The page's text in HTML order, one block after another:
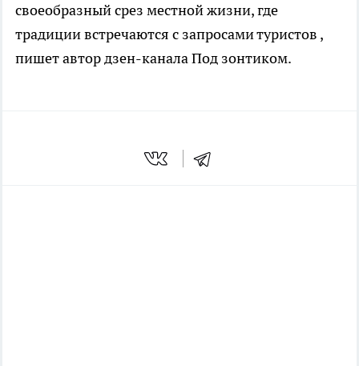
своеобразный срез местной жизни, где
традиции встречаются с запросами туристов ,
пишет автор дзен-канала Под зонтиком.